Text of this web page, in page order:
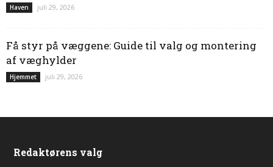
Haven juli 29, 2026
Få styr på væggene: Guide til valg og montering
af væghylder
Hjemmet juli 29, 2026
Redaktørens valg